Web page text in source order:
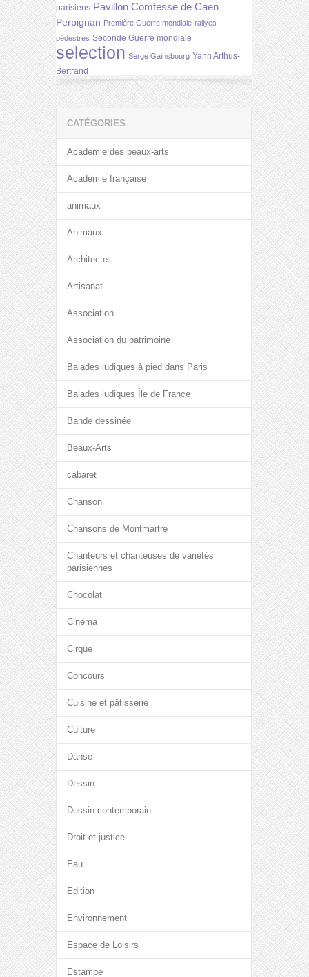
parisiens Pavillon Comtesse de Caen
Perpignan Première Guerre mondiale rallyes
pédestres Seconde Guerre mondiale
selection Serge Gainsbourg Yann Arthus-
Bertrand
CATÉGORIES
Académie des beaux-arts
Académie française
animaux
Animaux
Architecte
Artisanat
Association
Association du patrimoine
Balades ludiques à pied dans Paris
Balades ludiques Île de France
Bande dessinée
Beaux-Arts
cabaret
Chanson
Chansons de Montmartre
Chanteurs et chanteuses de variétés
parisiennes
Chocolat
Cinéma
Cirque
Concours
Cuisine et pâtisserie
Culture
Danse
Dessin
Dessin contemporain
Droit et justice
Eau
Edition
Environnement
Espace de Loisirs
Estampe